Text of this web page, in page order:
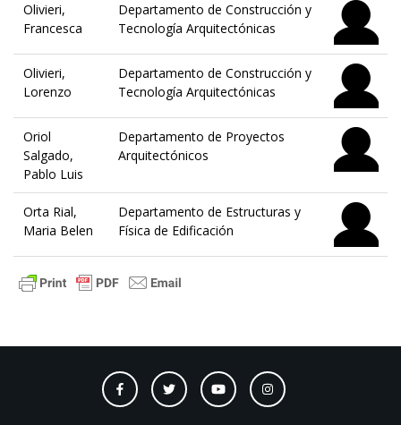
Olivieri,
Francesca
Departamento de Construcción y
Tecnología Arquitectónicas
Olivieri,
Lorenzo
Departamento de Construcción y
Tecnología Arquitectónicas
Oriol
Salgado,
Pablo Luis
Departamento de Proyectos
Arquitectónicos
Orta Rial,
Maria Belen
Departamento de Estructuras y
Física de Edificación